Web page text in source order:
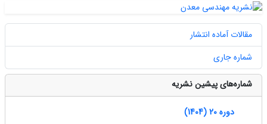
مقالات آماده انتشار
شماره جاری
شماره‌های پیشین نشریه
دوره 20 (1404)